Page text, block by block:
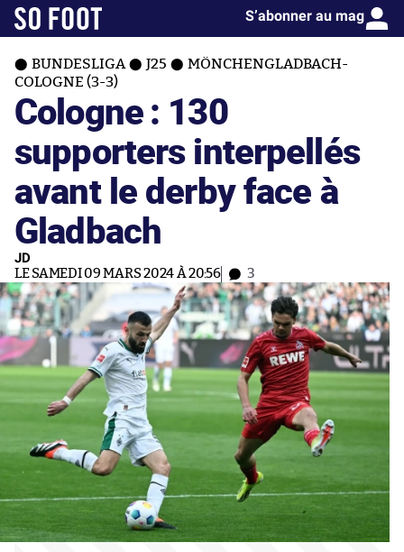
S’abonner au mag
BUNDESLIGA J25
MÖNCHENGLADBACH-
COLOGNE (3-3)
Cologne : 130
supporters interpellés
avant le derby face à
Gladbach
JD
LE SAMEDI 09 MARS 2024 À 20:56 3